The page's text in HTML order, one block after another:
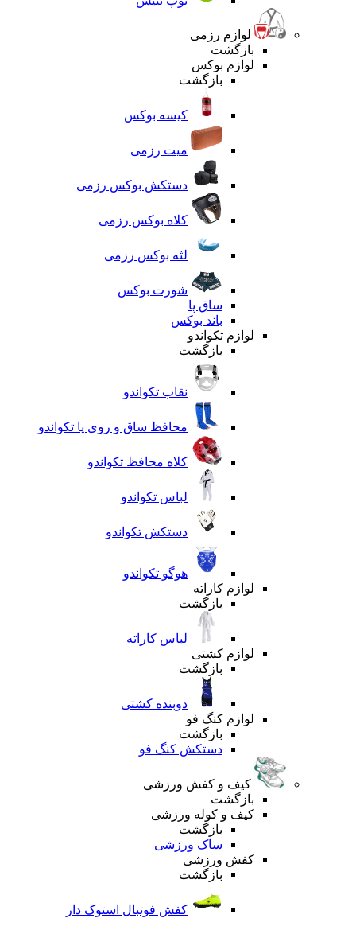
لوازم رزمی
بازگشت
لوازم بوکس
بازگشت
کیسه بوکس
میت رزمی
دستکش بوکس رزمی
کلاه بوکس رزمی
لثه بوکس رزمی
شورت بوکس
ساق پا
باند بوکس
لوازم تکواندو
بازگشت
نقاب تکواندو
محافظ ساق و روی پا تکواندو
کلاه محافظ تکواندو
لباس تکواندو
دستکش تکواندو
هوگو تکواندو
لوازم کاراته
بازگشت
لباس کاراته
لوازم کشتی
بازگشت
دوبنده کشتی
لوازم کنگ فو
بازگشت
دستکش کنگ فو
کیف و کفش ورزشی
بازگشت
کیف و کوله ورزشی
بازگشت
ساک ورزشی
کفش ورزشی
بازگشت
کفش فوتبال استوک دار